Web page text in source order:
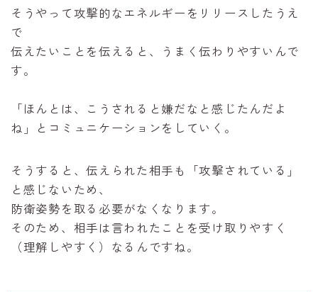
そうやって攻撃的なエネルギーをリリースしたうえ
で
伝えたいことを伝えると、うまく伝わりやすいんで
す。
「ほんとは、こうされると嫌だなと感じたんだよ
ね」とコミュニケーションをしていく。
そうすると、伝えられた相手も「攻撃されている」
と感じないため、
防衛姿勢を取る必要がなくなります。
そのため、相手は言われたことを受け取りやすく
（理解しやすく）なるんですね。